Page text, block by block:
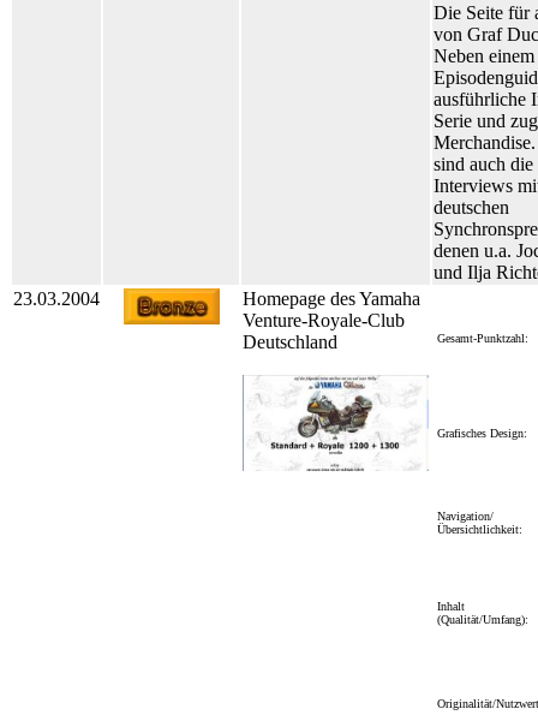
Die Seite für
von Graf
Neben einem
ausführliche
Serie und
sind auch
Interviews
deutschen
denen u.a.
und Ilja
23.03.2004
Homepage des Yamaha
Venture-Royale-Club
Deutschland
Gesamt-Punktzahl:
Grafisches Design:
Navigation/
Übersichtlichkeit:
Inhalt
(Qualität/Umfang):
Originalität/